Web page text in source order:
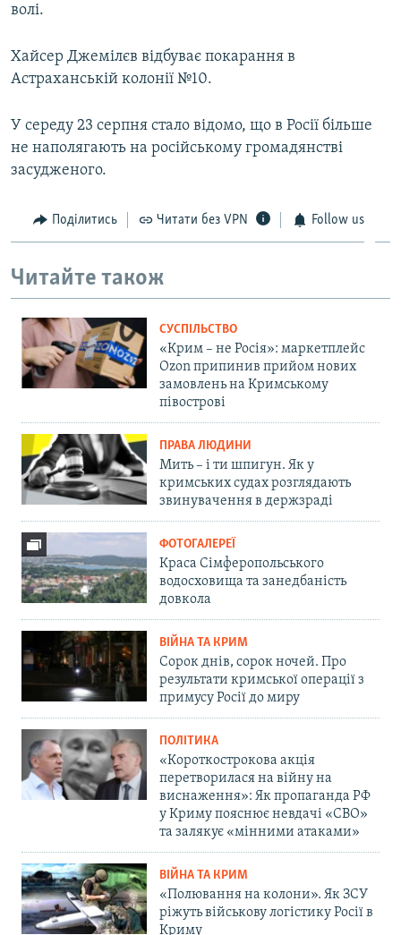
волі.
Хайсер Джемілєв відбуває покарання в
Астраханській колонії №10.
У середу 23 серпня стало відомо, що в Росії більше
не наполягають на російському громадянстві
засудженого.
Поділитись Читати без VPN Follow us
Читайте також
СУСПІЛЬСТВО
«Крим – не Росія»: маркетплейс
Ozon припинив прийом нових
замовлень на Кримському
півострові
ПРАВА ЛЮДИНИ
Мить – і ти шпигун. Як у
кримських судах розглядають
звинувачення в держзраді
ФОТОГАЛЕРЕЇ
Краса Сімферопольського
водосховища та занедбаність
довкола
ВІЙНА ТА КРИМ
Сорок днів, сорок ночей. Про
результати кримської операції з
примусу Росії до миру
ПОЛІТИКА
«Короткострокова акція
перетворилася на війну на
виснаження»: Як пропаганда РФ
у Криму пояснює невдачі «СВО»
та залякує «мінними атаками»
ВІЙНА ТА КРИМ
«Полювання на колони». Як ЗСУ
ріжуть військову логістику Росії в
Криму